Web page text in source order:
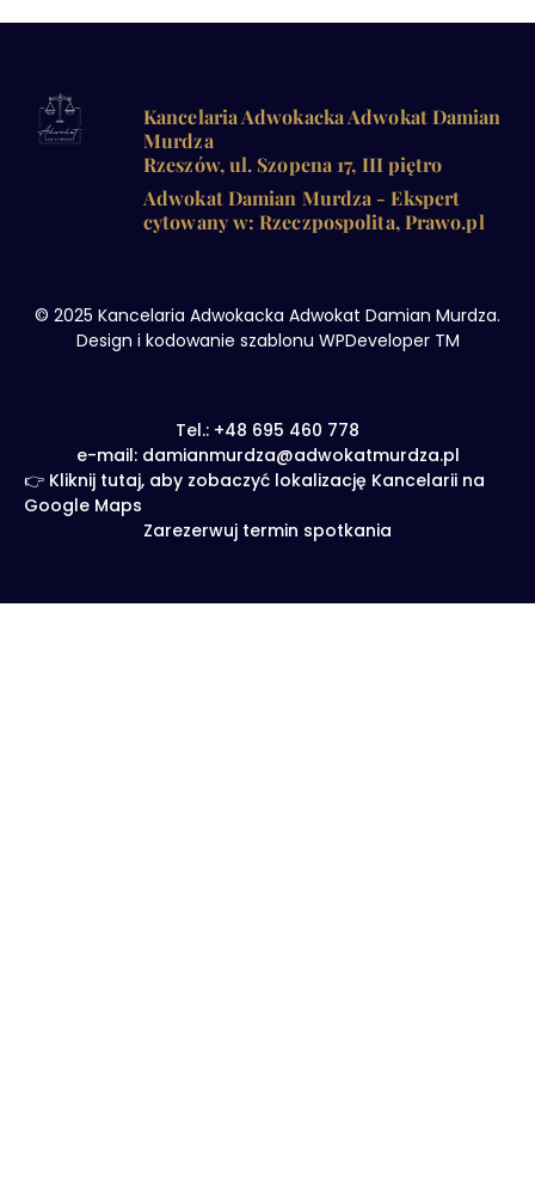
Kancelaria Adwokacka Adwokat Damian
Murdza
Rzeszów, ul. Szopena 17, III piętro
Adwokat Damian Murdza - Ekspert
cytowany w: Rzeczpospolita, Prawo.pl
© 2025 Kancelaria Adwokacka Adwokat Damian Murdza.
Design i kodowanie szablonu WPDeveloper TM
Tel.: +48 695 460 778
e-mail: damianmurdza@adwokatmurdza.pl
👉 Kliknij tutaj, aby zobaczyć lokalizację Kancelarii na
Google Maps
Zarezerwuj termin spotkania